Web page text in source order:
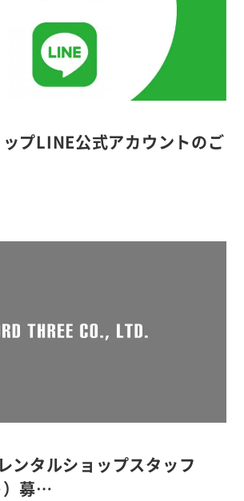
ップLINE公式アカウントのご
ンタルショップスタッフ
）募…